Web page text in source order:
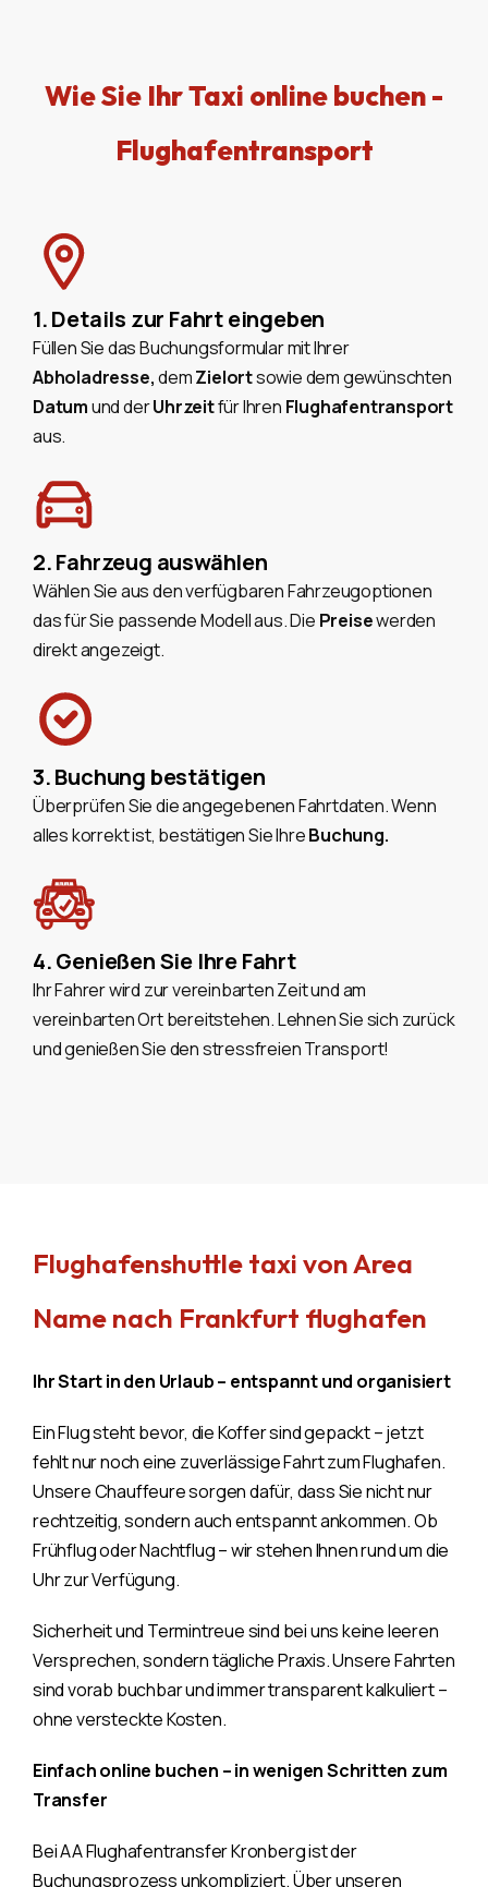
Wie Sie Ihr Taxi online buchen -
Flughafentransport
1. Details zur Fahrt eingeben
Füllen Sie das Buchungsformular mit Ihrer
Abholadresse,demZielortsowie dem gewünschten
Datumund derUhrzeitfür Ihren Flughafentransport
aus.
2. Fahrzeug auswählen
Wählen Sie aus den verfügbaren Fahrzeugoptionen
das für Sie passende Modell aus. Die Preisewerden
direkt angezeigt.
3. Buchung bestätigen
Überprüfen Sie die angegebenen Fahrtdaten. Wenn
alles korrekt ist, bestätigen Sie IhreBuchung.
4. Genießen Sie Ihre Fahrt
Ihr Fahrer wird zur vereinbarten Zeit und am
vereinbarten Ort bereitstehen. Lehnen Sie sich zurück
und genießen Sie den stressfreien Transport!
Flughafenshuttle taxi von Area
Name nach Frankfurt flughafen
Ihr Start in den Urlaub – entspannt und organisiert
Ein Flug steht bevor, die Koffer sind gepackt – jetzt
fehlt nur noch eine zuverlässige Fahrt zum Flughafen.
Unsere Chauffeure sorgen dafür, dass Sie nicht nur
rechtzeitig, sondern auch entspannt ankommen. Ob
Frühflug oder Nachtflug – wir stehen Ihnen rund um die
Uhr zur Verfügung.
Sicherheit und Termintreue sind bei uns keine leeren
Versprechen, sondern tägliche Praxis. Unsere Fahrten
sind vorab buchbar und immer transparent kalkuliert –
ohne versteckte Kosten.
Einfach online buchen – in wenigen Schritten zum
Transfer
Bei AA Flughafentransfer Kronberg ist der
Buchungsprozess unkompliziert. Über unseren